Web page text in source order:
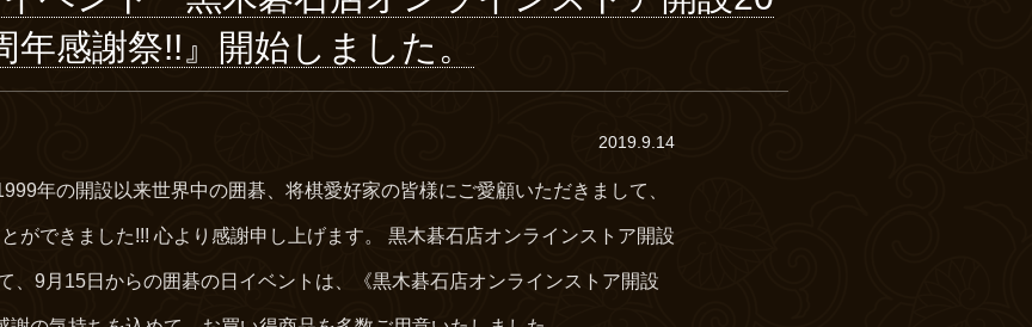
年感謝祭!!』開始しました。
2019.9.14
年の開設以来世界中の囲碁、将棋愛好家の皆様にご愛顧いただきまして、
ができました!!! 心より感謝申し上げます。 黒木碁石店オンラインストア開設
、9月15日からの囲碁の日イベントは、《黒木碁石店オンラインストア開設